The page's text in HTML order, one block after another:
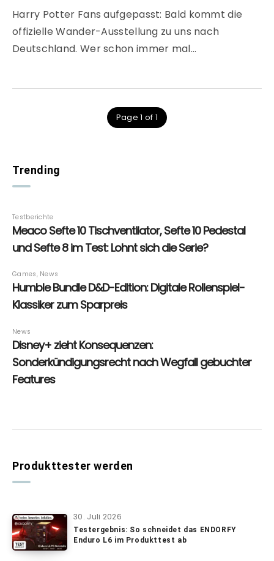
Harry Potter Fans aufgepasst: Bald kommt die
offizielle Wander-Ausstellung zu uns nach
Deutschland. Wer schon immer mal…
Page 1 of 1
Trending
Produkttester werden
30. Juli 2026
Testergebnis: So schneidet das ENDORFY
Enduro L6 im Produkttest ab